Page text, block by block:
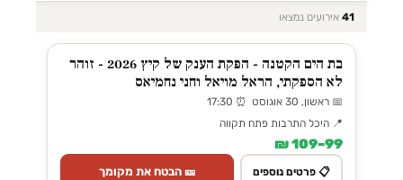
41 אירועים נמצאו
בת הים הקטנה - הפקת הענק של קיץ 2026 - זוהר
לא הספקתי, הראל מויאל וחני נחמיאס
📅 ראשון, 30 אוגוסט ⏰ 17:30
📍 היכל התרבות פתח תקווה
99–109 ₪
📋 פרטים נוספים 🎫 הבטח את מקומך